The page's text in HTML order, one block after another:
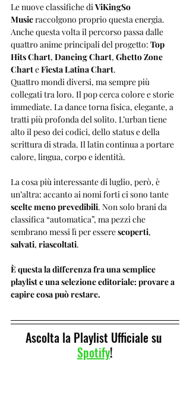
Le nuove classifiche di ViKingSo
Music raccolgono proprio questa energia.
Anche questa volta il percorso passa dalle
quattro anime principali del progetto: Top
Hits Chart, Dancing Chart, Ghetto Zone
Chart e Fiesta Latina Chart.
Quattro mondi diversi, ma sempre più
collegati tra loro. Il pop cerca colore e storie
immediate. La dance torna fisica, elegante, a
tratti più profonda del solito. L’urban tiene
alto il peso dei codici, dello status e della
scrittura di strada. Il latin continua a portare
calore, lingua, corpo e identità.
La cosa più interessante di luglio, però, è
un’altra: accanto ai nomi forti ci sono tante
scelte meno prevedibili. Non solo brani da
classifica “automatica”, ma pezzi che
sembrano messi lì per essere scoperti,
salvati, riascoltati.
È questa la differenza fra una semplice
playlist e una selezione editoriale: provare a
capire cosa può restare.
Ascolta la Playlist Ufficiale su
Spotify!